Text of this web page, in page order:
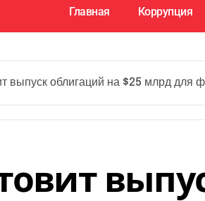
Главная Коррупция
выпуск облигаций на $25 млрд для